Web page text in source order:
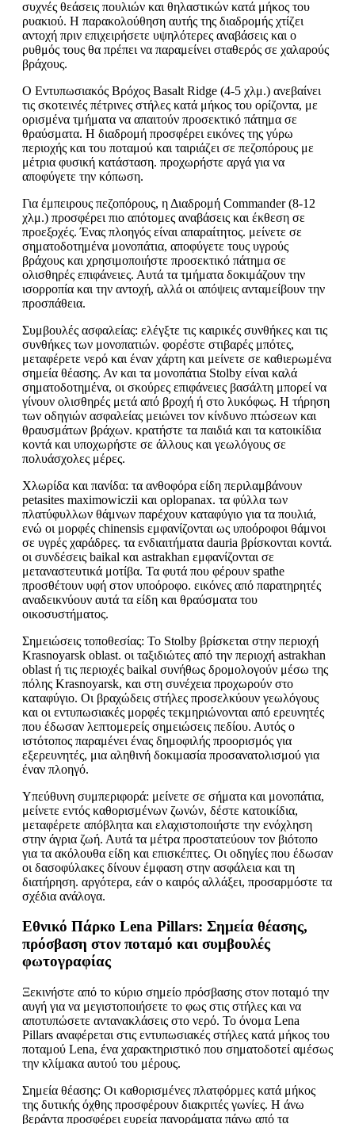
συχνές θεάσεις πουλιών και θηλαστικών κατά μήκος του
ρυακιού. Η παρακολούθηση αυτής της διαδρομής χτίζει
αντοχή πριν επιχειρήσετε υψηλότερες αναβάσεις και ο
ρυθμός τους θα πρέπει να παραμείνει σταθερός σε χαλαρούς
βράχους.
Ο Εντυπωσιακός Βρόχος Basalt Ridge (4-5 χλμ.) ανεβαίνει
τις σκοτεινές πέτρινες στήλες κατά μήκος του ορίζοντα, με
ορισμένα τμήματα να απαιτούν προσεκτικό πάτημα σε
θραύσματα. Η διαδρομή προσφέρει εικόνες της γύρω
περιοχής και του ποταμού και ταιριάζει σε πεζοπόρους με
μέτρια φυσική κατάσταση. προχωρήστε αργά για να
αποφύγετε την κόπωση.
Για έμπειρους πεζοπόρους, η Διαδρομή Commander (8-12
χλμ.) προσφέρει πιο απότομες αναβάσεις και έκθεση σε
προεξοχές. Ένας πλοηγός είναι απαραίτητος. μείνετε σε
σηματοδοτημένα μονοπάτια, αποφύγετε τους υγρούς
βράχους και χρησιμοποιήστε προσεκτικό πάτημα σε
ολισθηρές επιφάνειες. Αυτά τα τμήματα δοκιμάζουν την
ισορροπία και την αντοχή, αλλά οι απόψεις ανταμείβουν την
προσπάθεια.
Συμβουλές ασφαλείας: ελέγξτε τις καιρικές συνθήκες και τις
συνθήκες των μονοπατιών. φορέστε στιβαρές μπότες,
μεταφέρετε νερό και έναν χάρτη και μείνετε σε καθιερωμένα
σημεία θέασης. Αν και τα μονοπάτια Stolby είναι καλά
σηματοδοτημένα, οι σκούρες επιφάνειες βασάλτη μπορεί να
γίνουν ολισθηρές μετά από βροχή ή στο λυκόφως. Η τήρηση
των οδηγιών ασφαλείας μειώνει τον κίνδυνο πτώσεων και
θραυσμάτων βράχων. κρατήστε τα παιδιά και τα κατοικίδια
κοντά και υποχωρήστε σε άλλους και γεωλόγους σε
πολυάσχολες μέρες.
Χλωρίδα και πανίδα: τα ανθοφόρα είδη περιλαμβάνουν
petasites maximowiczii και oplopanax. τα φύλλα των
πλατύφυλλων θάμνων παρέχουν καταφύγιο για τα πουλιά,
ενώ οι μορφές chinensis εμφανίζονται ως υποόροφοι θάμνοι
σε υγρές χαράδρες. τα ενδιαιτήματα dauria βρίσκονται κοντά.
οι συνδέσεις baikal και astrakhan εμφανίζονται σε
μεταναστευτικά μοτίβα. Τα φυτά που φέρουν spathe
προσθέτουν υφή στον υποόροφο. εικόνες από παρατηρητές
αναδεικνύουν αυτά τα είδη και θραύσματα του
οικοσυστήματος.
Σημειώσεις τοποθεσίας: Το Stolby βρίσκεται στην περιοχή
Krasnoyarsk oblast. οι ταξιδιώτες από την περιοχή astrakhan
oblast ή τις περιοχές baikal συνήθως δρομολογούν μέσω της
πόλης Krasnoyarsk, και στη συνέχεια προχωρούν στο
καταφύγιο. Οι βραχώδεις στήλες προσελκύουν γεωλόγους
και οι εντυπωσιακές μορφές τεκμηριώνονται από ερευνητές
που έδωσαν λεπτομερείς σημειώσεις πεδίου. Αυτός ο
ιστότοπος παραμένει ένας δημοφιλής προορισμός για
εξερευνητές, μια αληθινή δοκιμασία προσανατολισμού για
έναν πλοηγό.
Υπεύθυνη συμπεριφορά: μείνετε σε σήματα και μονοπάτια,
μείνετε εντός καθορισμένων ζωνών, δέστε κατοικίδια,
μεταφέρετε απόβλητα και ελαχιστοποιήστε την ενόχληση
στην άγρια ζωή. Αυτά τα μέτρα προστατεύουν τον βιότοπο
για τα ακόλουθα είδη και επισκέπτες. Οι οδηγίες που έδωσαν
οι δασοφύλακες δίνουν έμφαση στην ασφάλεια και τη
διατήρηση. αργότερα, εάν ο καιρός αλλάξει, προσαρμόστε τα
σχέδια ανάλογα.
Εθνικό Πάρκο Lena Pillars: Σημεία θέασης,
πρόσβαση στον ποταμό και συμβουλές
φωτογραφίας
Ξεκινήστε από το κύριο σημείο πρόσβασης στον ποταμό την
αυγή για να μεγιστοποιήσετε το φως στις στήλες και να
αποτυπώσετε αντανακλάσεις στο νερό. Το όνομα Lena
Pillars αναφέρεται στις εντυπωσιακές στήλες κατά μήκος του
ποταμού Lena, ένα χαρακτηριστικό που σηματοδοτεί αμέσως
την κλίμακα αυτού του μέρους.
Σημεία θέασης: Οι καθορισμένες πλατφόρμες κατά μήκος
της δυτικής όχθης προσφέρουν διακριτές γωνίες. Η άνω
βεράντα προσφέρει ευρεία πανοράματα πάνω από τα